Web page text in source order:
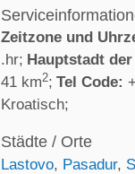
Zeitzone und
.hr Hauptstadt
41 km2 Tel Code:
Kroatisch
Städte / Orte
Lastovo, Pasadur,